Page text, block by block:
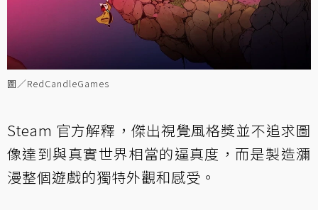
圖／RedCandleGames
Steam 官方解釋，傑出視覺風格獎並不追求圖
像達到與真實世界相當的逼真度，而是製造瀰
漫整個遊戲的獨特外觀和感受。